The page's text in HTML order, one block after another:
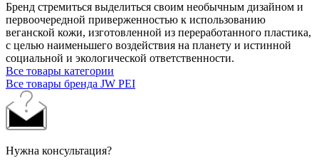
Бренд стремиться выделиться своим необычным дизайном и
первоочередной приверженностью к использованию
веганской кожи, изготовленной из переработанного пластика,
с целью наименьшего воздействия на планету и истинной
социальной и экологической ответственности.
Все товары категории
Все товары бренда JW PEI
Нужна консультация?